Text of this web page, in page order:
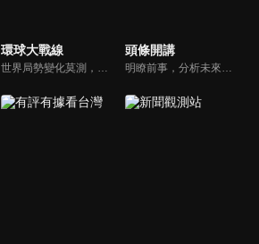
環球大戰線
世界局勢變化莫測，你我都身在其中，國際之間合縱連橫，外交、政治、經濟、軍事、科技，無所不爭、無所不戰，《環球大戰線》全方位觀點，與您一起剖析戰略，走進環球競爭最前線！
頭條開講
明瞭前事，分析未來走向，周玉琴告訴您沒想到的大小事背後真相。你不理政治，政治卻未必不會影響你！世界政治勢力結構快速改變，新時代降臨，舊思想如何進化，台灣新思路能否頂得住大國衝擊，最接近民意的聲音，都在《頭條開講》。